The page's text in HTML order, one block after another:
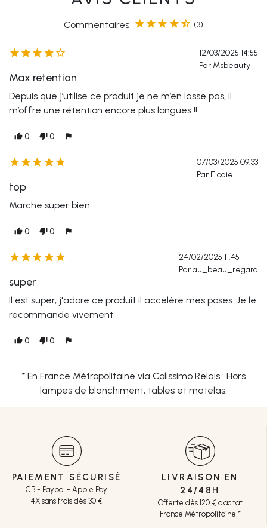
Commentaires      (3)
    
12/03/2025 14:55
Par Msbeauty
Max retention
Depuis que j’utilise ce produit je ne m’en lasse pas, il
m’offre une rétention encore plus longues !!
thumb_up 0 thumb_down 0 flag
    
07/03/2025 09:33
Par Elodie
top
Marche super bien.
thumb_up 0 thumb_down 0 flag
    
24/02/2025 11:45
Par au_beau_regard
super
Il est super, j'adore ce produit il accélère mes poses. Je le
recommande vivement
thumb_up 0 thumb_down 0 flag
* En France Métropolitaine via Colissimo Relais : Hors
lampes de blanchiment, tables et matelas.
PAIEMENT SÉCURISÉ
CB - Paypal - Apple Pay
4X sans frais dès 30 €
LIVRAISON EN
24/48H
Offerte dès 120 € d'achat
France Métropolitaine *